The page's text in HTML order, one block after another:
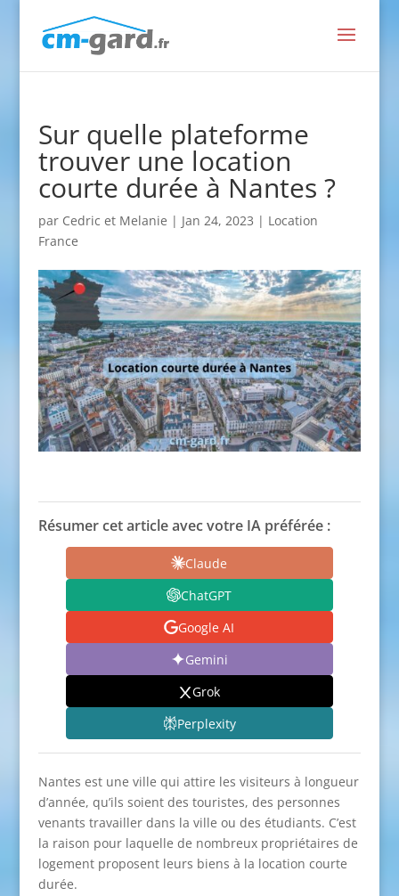
Sur quelle plateforme
trouver une location
courte durée à Nantes ?
par Cedric et Melanie | Jan 24, 2023 | Location
France
Résumer cet article avec votre IA préférée :
Claude
ChatGPT
Google AI
Gemini
Grok
Perplexity
Nantes est une ville qui attire les visiteurs à longueur
d’année, qu’ils soient des touristes, des personnes
venants travailler dans la ville ou des étudiants. C’est
la raison pour laquelle de nombreux propriétaires de
logement proposent leurs biens à la location courte
durée.